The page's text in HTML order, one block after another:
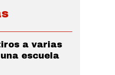
a varias
escuela